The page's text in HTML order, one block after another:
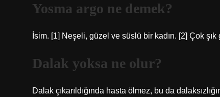
Yosma argo ne demek?
İsim. [1] Neşeli, güzel ve süslü bir kadın. [2] Çok
Dalak yoksa ne olur?
Dalak çıkarıldığında hasta ölmez, bu da